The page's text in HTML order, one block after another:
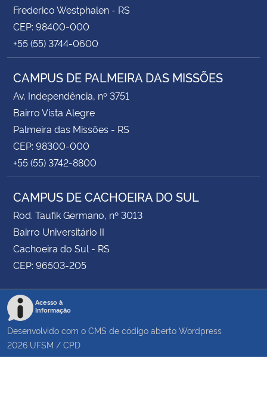
Frederico Westphalen - RS
CEP: 98400-000
+55 (55) 3744-0600
CAMPUS DE PALMEIRA DAS MISSÕES
Av. Independência, nº 3751
Bairro Vista Alegre
Palmeira das Missões - RS
CEP: 98300-000
+55 (55) 3742-8800
CAMPUS DE CACHOEIRA DO SUL
Rod. Taufik Germano, nº 3013
Bairro Universitário II
Cachoeira do Sul - RS
CEP: 96503-205
Acesso à
Informação
Desenvolvido com o CMS de código aberto Wordpress
2026 UFSM / CPD